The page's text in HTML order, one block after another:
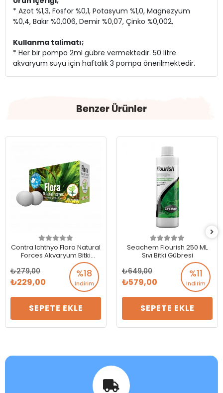
* Azot %1,3, Fosfor %0,1, Potasyum %1,0, Magnezyum
%0,4, Bakır %0,006, Demir %0,07, Çinko %0,002,
Kullanma talimatı;
* Her bir pompa 2ml gübre vermektedir. 50 litre
akvaryum suyu için haftalık 3 pompa önerilmektedir.
Benzer Ürünler
Contra Ichthyo Flora Natural
Forces Akvaryum Bitki
Gübresi – 8 Tablet
%18
İndirim
279,00
229,00
SEPETE EKLE
Seachem Flourish 250 ML
Sıvı Bitki Gübresi
%11
İndirim
649,00
579,00
SEPETE EKLE